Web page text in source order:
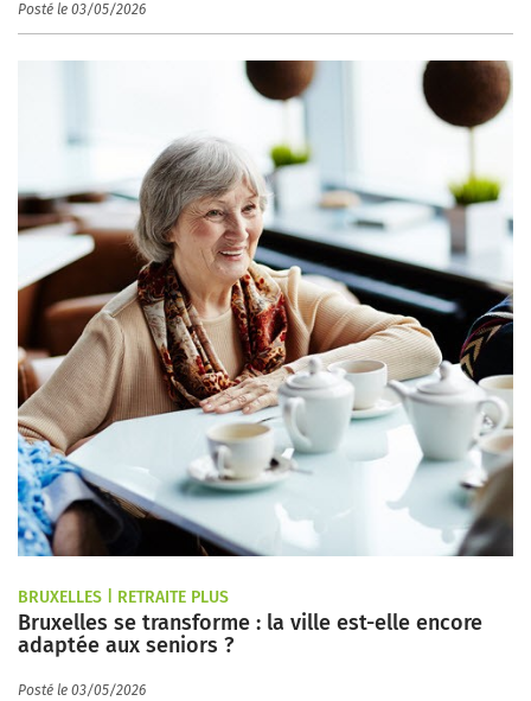
Posté le 03/05/2026
BRUXELLES | RETRAITE PLUS
Bruxelles se transforme : la ville est-elle encore
adaptée aux seniors ?
Posté le 03/05/2026